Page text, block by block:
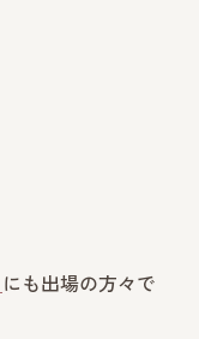
にも出場の方々で